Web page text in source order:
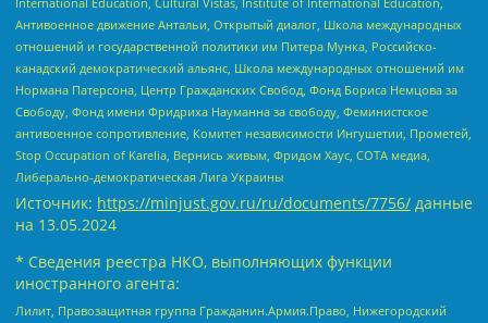
Антивоенное движение Антальи, Открытый диалог, Школа международных
отношений и государственной политики им Питера Мунка, Российско-
канадский демократический альянс, Школа международных отношений им
Нормана Патерсона, Центр Гражданских Свобод, Фонд Бориса Немцова за
Свободу, Фонд имени Фридриха Науманна за свободу, Феминистское
антивоенное сопротивление, Комитет независимости Ингушетии, Прометей,
Stop Occupation of Karelia, Вернись живым, Фридом Хаус, СОТА медиа,
Либерально-демократическая Лига Украины
Источник: https://minjust.gov.ru/ru/documents/7756/ данные
на 13.05.2024
* Сведения реестра НКО, выполняющих функции
иностранного агента:
Лилит, Правозащитная группа Гражданин.Армия.Право, Нижегородский